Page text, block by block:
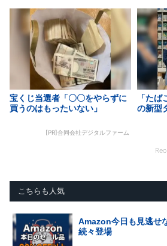
宝くじ当選者「〇〇をやらずに
買うのはもったいない」
[PR]合同会社デジタルファーム
「た
の新型
こちらも人気
Amazon今日も見逃せ
続々登場